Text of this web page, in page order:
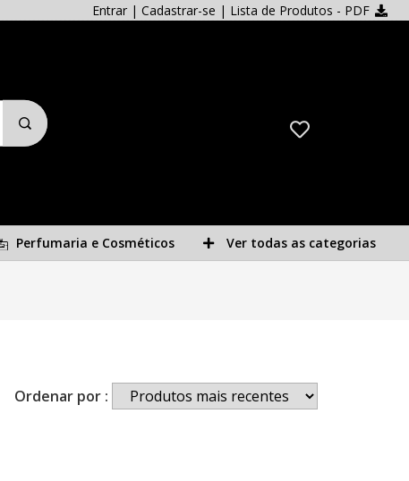
Entrar | Cadastrar-se | Lista de Produtos - PDF
Perfumaria e Cosméticos Ver todas as categorias
Ordenar por :